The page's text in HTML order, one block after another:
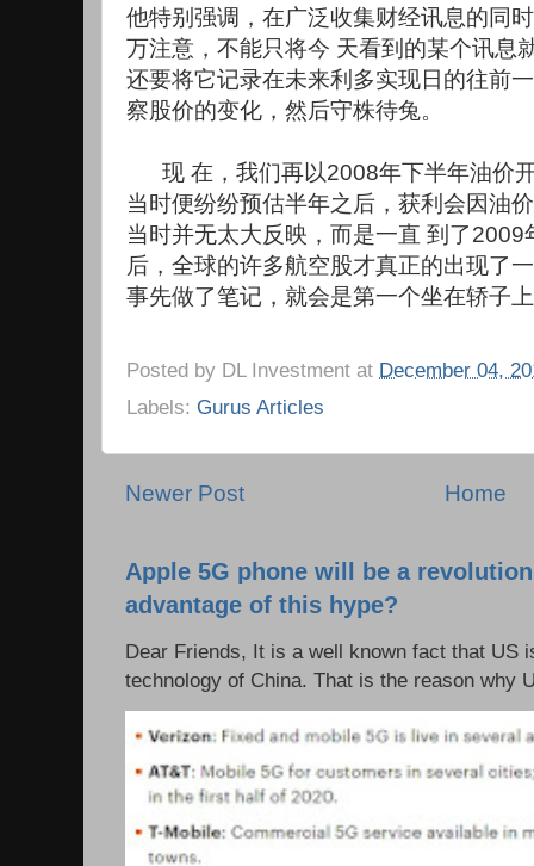
他特别强调，在广泛收集财经讯息的同
万注意，不能只将今 天看到的某个讯息
还要将它记录在未来利多实现日的往前
察股价的变化，然后守株待兔。
现 在，我们再以2008年下半年油价
当时便纷纷预估半年之后，获利会因油
当时并无太大反映，而是一直 到了
后，全球的许多航空股才真正的出现了
事先做了笔记，就会是第一个坐在轿子
Posted by DL Investment at December 04,
Labels: Gurus Articles
Newer Post Home
Apple 5G phone will be a
advantage of this hype?
Dear Friends, It is a well known fact that US
technology of China. That is the reason why